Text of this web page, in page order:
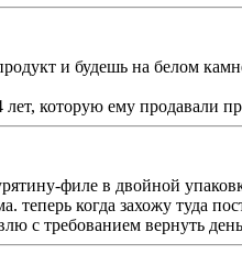
и будешь на белом
лет, которую ему
филе в двойной
теперь когда захожу туда
с требованием вернуть